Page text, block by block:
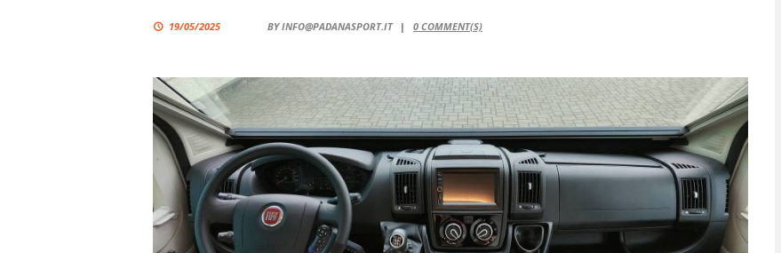
19/05/2025 BYINFO@PADANASPORT.IT 0COMMENT(S)